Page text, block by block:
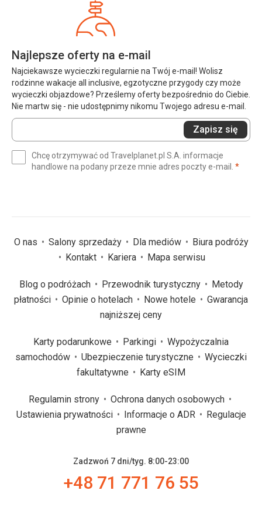
Najlepsze oferty na e-mail
Najciekawsze wycieczki regularnie na Twój e-mail! Wolisz
rodzinne wakacje all inclusive, egzotyczne przygody czy może
wycieczki objazdowe? Prześlemy oferty bezpośrednio do Ciebie.
Nie martw się - nie udostępnimy nikomu Twojego adresu e-mail.
Wprowadź
swój
(wymagane)
Zapisz się
Chcę otrzymywać od Travelplanet.pl S.A. informacje
handlowe na podany przeze mnie adres poczty e-mail. *
O nas Salony sprzedaży Dla mediów
Biura podróży
Kontakt
Kariera Mapa serwisu
Blog o podróżach Przewodnik turystyczny
Metody
płatności
Opinie o hotelach Nowe hotele
Gwarancja
najniższej ceny
Karty podarunkowe Parkingi
Wypożyczalnia
samochodów
Ubezpieczenie turystyczne
Wycieczki
fakultatywne
Karty eSIM
Regulamin strony
Ochrona danych osobowych
Ustawienia prywatności
Informacje o ADR
Regulacje
prawne
Zadzwoń 7 dni/tyg. 8:00-23:00
+48 71 771 76 55